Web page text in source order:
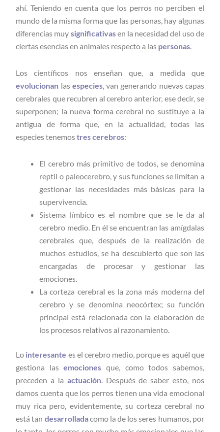
ahí. Teniendo en cuenta que los perros no perciben el
mundo de la misma forma que las personas, hay algunas
diferencias muy significativasen la necesidad del uso de
ciertas esencias en animales respecto a las personas
Los científicos nos enseñan que, a medida que
evolucionan las especies, van generando nuevas capas
cerebrales que recubren al cerebro anterior, ese decir, se
superponen; la nueva forma cerebral no sustituye a la
antigua de forma que, en la actualidad, todas las
especies tenemostres cerebros:
El cerebro más primitivo de todos, se denomina
reptil o paleocerebro, y sus funciones se limitan a
gestionar las necesidades más básicas para la
supervivencia.
Sistema límbico es el nombre que se le da al
cerebro medio. En él se encuentran las amígdalas
cerebrales que, después de la realización de
muchos estudios, se ha descubierto que son las
encargadas de procesar y gestionar las
emociones.
La corteza cerebral es la zona más moderna del
cerebro y se denomina neocórtex; su función
principal está relacionada con la elaboración de
los procesos relativos al razonamiento.
Lo interesante es el cerebro medio, porque es aquél que
gestiona lasemocionesque, como todos sabemos,
preceden a la actuación. Después de saber esto, nos
damos cuenta que los perros tienen una vida emocional
muy rica pero, evidentemente, su corteza cerebral no
está tan desarrolladacomo la de los seres humanos, por